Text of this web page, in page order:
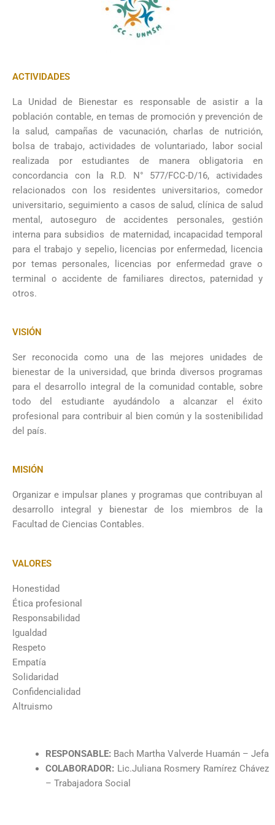
ACTIVIDADES
La Unidad de Bienestar es responsable de asistir a la
población contable, en temas de promoción y prevención de
la salud, campañas de vacunación, charlas de nutrición,
bolsa de trabajo, actividades de voluntariado, labor social
realizada por estudiantes de manera obligatoria en
concordancia con la R.D. N° 577/FCC-D/16, actividades
relacionados con los residentes universitarios, comedor
universitario, seguimiento a casos de salud, clínica de salud
mental, autoseguro de accidentes personales, gestión
interna para subsidios de maternidad, incapacidad temporal
para el trabajo y sepelio, licencias por enfermedad, licencia
por temas personales, licencias por enfermedad grave o
terminal o accidente de familiares directos, paternidad y
otros.
VISIÓN
Ser reconocida como una de las mejores unidades de
bienestar de la universidad, que brinda diversos programas
para el desarrollo integral de la comunidad contable, sobre
todo del estudiante ayudándolo a alcanzar el éxito
profesional para contribuir al bien común y la sostenibilidad
del país.
MISIÓN
Organizar e impulsar planes y programas que contribuyan al
desarrollo integral y bienestar de los miembros de la
Facultad de Ciencias Contables.
VALORES
Honestidad
Ética profesional
Responsabilidad
Igualdad
Respeto
Empatía
Solidaridad
Confidencialidad
Altruismo
RESPONSABLE: Bach Martha Valverde Huamán – Jefa
COLABORADOR: Lic.Juliana Rosmery Ramírez Chávez
– Trabajadora Social